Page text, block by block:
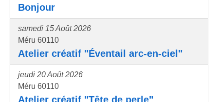
Bonjour
samedi 15 Août 2026
Méru 60110
Atelier créatif "Éventail arc-en-ciel"
jeudi 20 Août 2026
Méru 60110
Atelier créatif "Tête de perle"